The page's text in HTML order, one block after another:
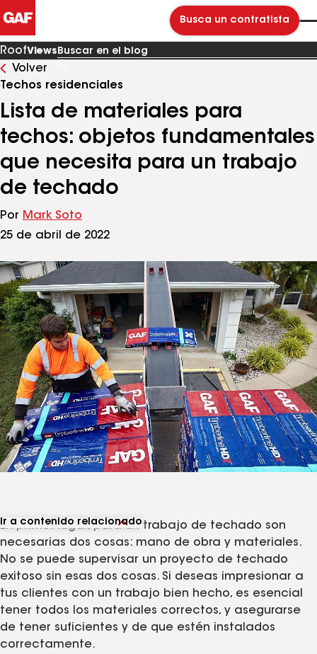
Busca un contratista
RoofViews
en
blog
Volver
Techos residenciales
Lista de materiales para
techos: objetos fundamentales
que necesita para un trabajo
de techado
Por Mark Soto
25 de abril de 2022
Ir a contenido relacionado
Ver productos relacionados
En primer lugar, para un trabajo de techado son
necesarias dos cosas: mano de obra y materiales.
No se puede supervisar un proyecto de techado
exitoso sin esas dos cosas. Si deseas impresionar a
tus clientes con un trabajo bien hecho, es esencial
tener todos los materiales correctos, y asegurarse
de tener suficientes y de que estén instalados
correctamente.